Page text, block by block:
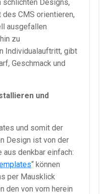
schlichten Designs,
CMS orientieren,
ausgefallen
zu
Individualauftritt, gibt
Geschmack und
und
und somit der
Design ist von der
denkbar einfach:
“ können
per Mausklick
den von vorn herein